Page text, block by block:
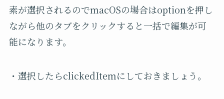
素が選択されるのでmacOSの場合はoptionを押し
ながら他のタブをクリックすると一括で編集が可
能になります。
・選択したらclickedItemにしておきましょう。